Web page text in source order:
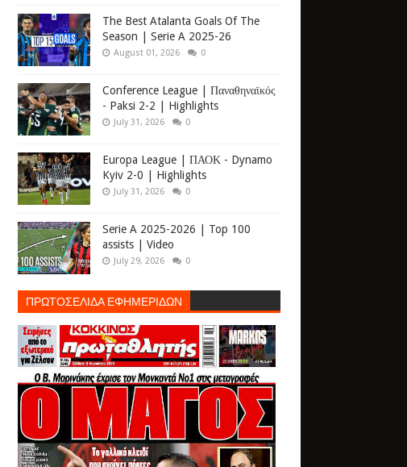
The Best Atalanta Goals Of The
Season | Serie A 2025-26
August 01, 2026 0
Conference League | Παναθηναϊκός
- Paksi 2-2 | Highlights
July 31, 2026 0
Europa League | ΠΑΟΚ - Dynamo
Kyiv 2-0 | Highlights
July 31, 2026 0
Serie A 2025-2026 | Top 100
assists | Video
July 29, 2026 0
ΠΡΩΤΟΣΕΛΙΔΑ ΕΦΗΜΕΡΙΔΩΝ